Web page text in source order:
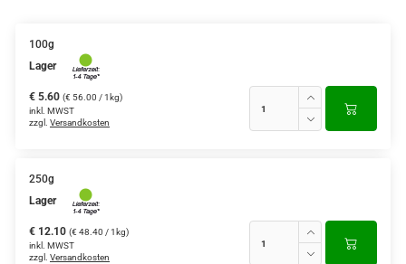
Teemischungen
Verschiedene Anbaugebiete
Yogi - und Beuteltee
Aromatisierter Grüntee
Aromatisierter Schwarztee
100g
Lager
€ 5.60 (€ 56.00 / 1kg)
inkl. MWST
zzgl. Versandkosten
250g
Lager
€ 12.10 (€ 48.40 / 1kg)
inkl. MWST
zzgl. Versandkosten